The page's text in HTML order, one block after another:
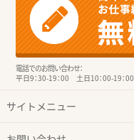
電話でのお問い合わせ：
平日9：30-19：00 土日10：00-19：00
サイトメニュー